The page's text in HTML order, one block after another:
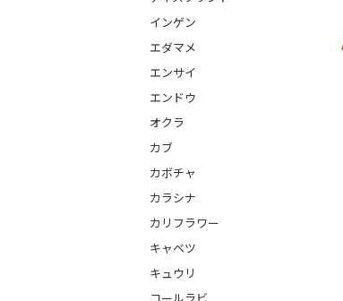
インゲン
エダマメ
エンサイ
エンドウ
オクラ
カブ
カボチャ
カラシナ
カリフラワー
キャベツ
キュウリ